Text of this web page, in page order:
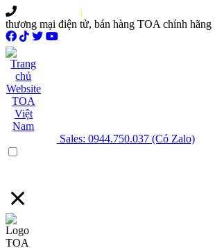
|
thương mại điện tử, bán hàng TOA chính
Sales: 0944.750.037 (Có Zalo)